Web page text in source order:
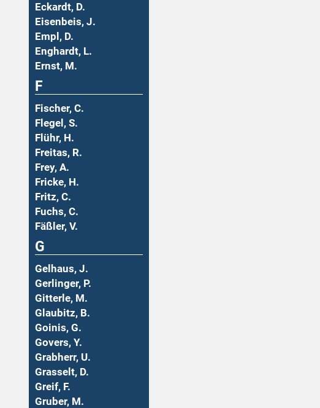
Eckardt, D.
Eisenbeis, J.
Empl, D.
Enghardt, L.
Ernst, M.
F
Fischer, C.
Flegel, S.
Flühr, H.
Freitas, R.
Frey, A.
Fricke, H.
Fritz, C.
Fuchs, C.
Fäßler, V.
G
Gelhaus, J.
Gerlinger, P.
Gitterle, M.
Glaubitz, B.
Goinis, G.
Govers, Y.
Grabherr, U.
Grasselt, D.
Greif, F.
Gruber, M.